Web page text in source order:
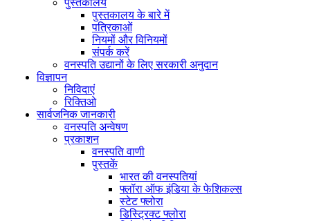
पुस्तकालय
पुस्तकालय के बारे में
पत्रिकाओं
नियमों और विनियमों
संपर्क करें
वनस्पति उद्यानों के लिए सरकारी अनुदान
विज्ञापन
निविदाएं
रिक्तिओ
सार्वजनिक जानकारी
वनस्पति अन्वेषण
प्रकाशन
वनस्पति वाणी
पुस्तकें
भारत की वनस्पतियां
फ्लॉरा ऑफ इंडिया के फेशिकल्स
स्टेट फ्लोरा
डिस्ट्रिक्ट फ्लोरा